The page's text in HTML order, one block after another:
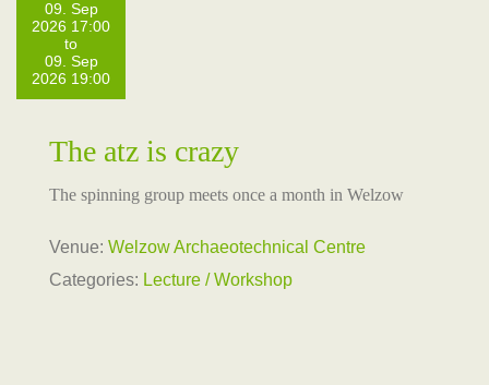
09. Sep
2026 17:00
to
09. Sep
2026 19:00
The atz is crazy
The spinning group meets once a month in Welzow
Venue: Welzow Archaeotechnical Centre
Categories: Lecture / Workshop